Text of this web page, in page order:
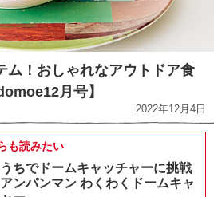
ム！おしゃれなアウトドア食
月号】
2022年12月4日
も読みたい
うちでドームキャッチャーに挑戦
ンパンマン わくわくドームキャ